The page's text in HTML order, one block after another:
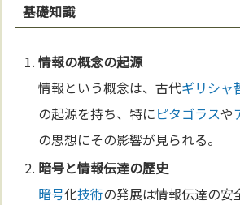
基礎知識
情報の概念の起源
情報という概念は、古代ギリシャ
の起源を持ち、特にピタゴラスや
の思想にその影響が見られる。
暗号と情報伝達の歴史
暗号化技術の発展は情報伝達の安